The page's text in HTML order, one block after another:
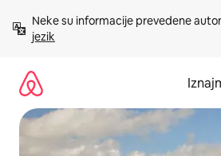
sadržaj
Neke su informacije prevedene
jezik